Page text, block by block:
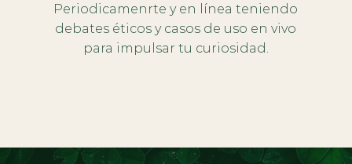
Periodicamenrte y en línea teniendo
debates éticos y casos de uso en vivo
para impulsar tu curiosidad.